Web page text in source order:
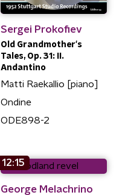
Sergei Prokofiev
Old Grandmother's
Tales, Op. 31: II.
Andantino
Matti Raekallio [piano]
Ondine
ODE898-2
12:15
George Melachrino